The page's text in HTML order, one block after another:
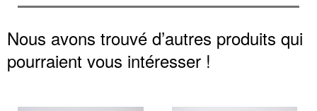
Nous avons trouvé d’autres produits qui
pourraient vous intéresser !